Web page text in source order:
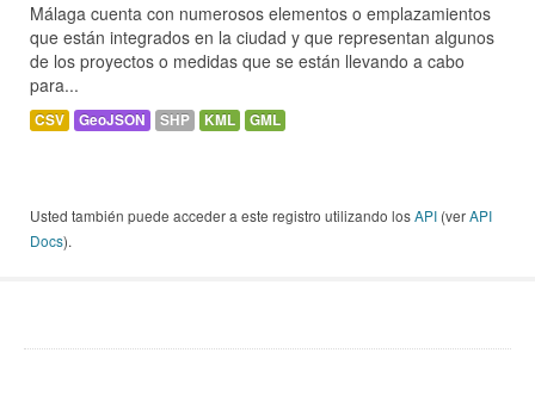
Málaga cuenta con numerosos elementos o emplazamientos
que están integrados en la ciudad y que representan algunos
de los proyectos o medidas que se están llevando a cabo
para...
CSV GeoJSON SHP KML GML
Usted también puede acceder a este registro utilizando losAPI (verAPI
Docs).